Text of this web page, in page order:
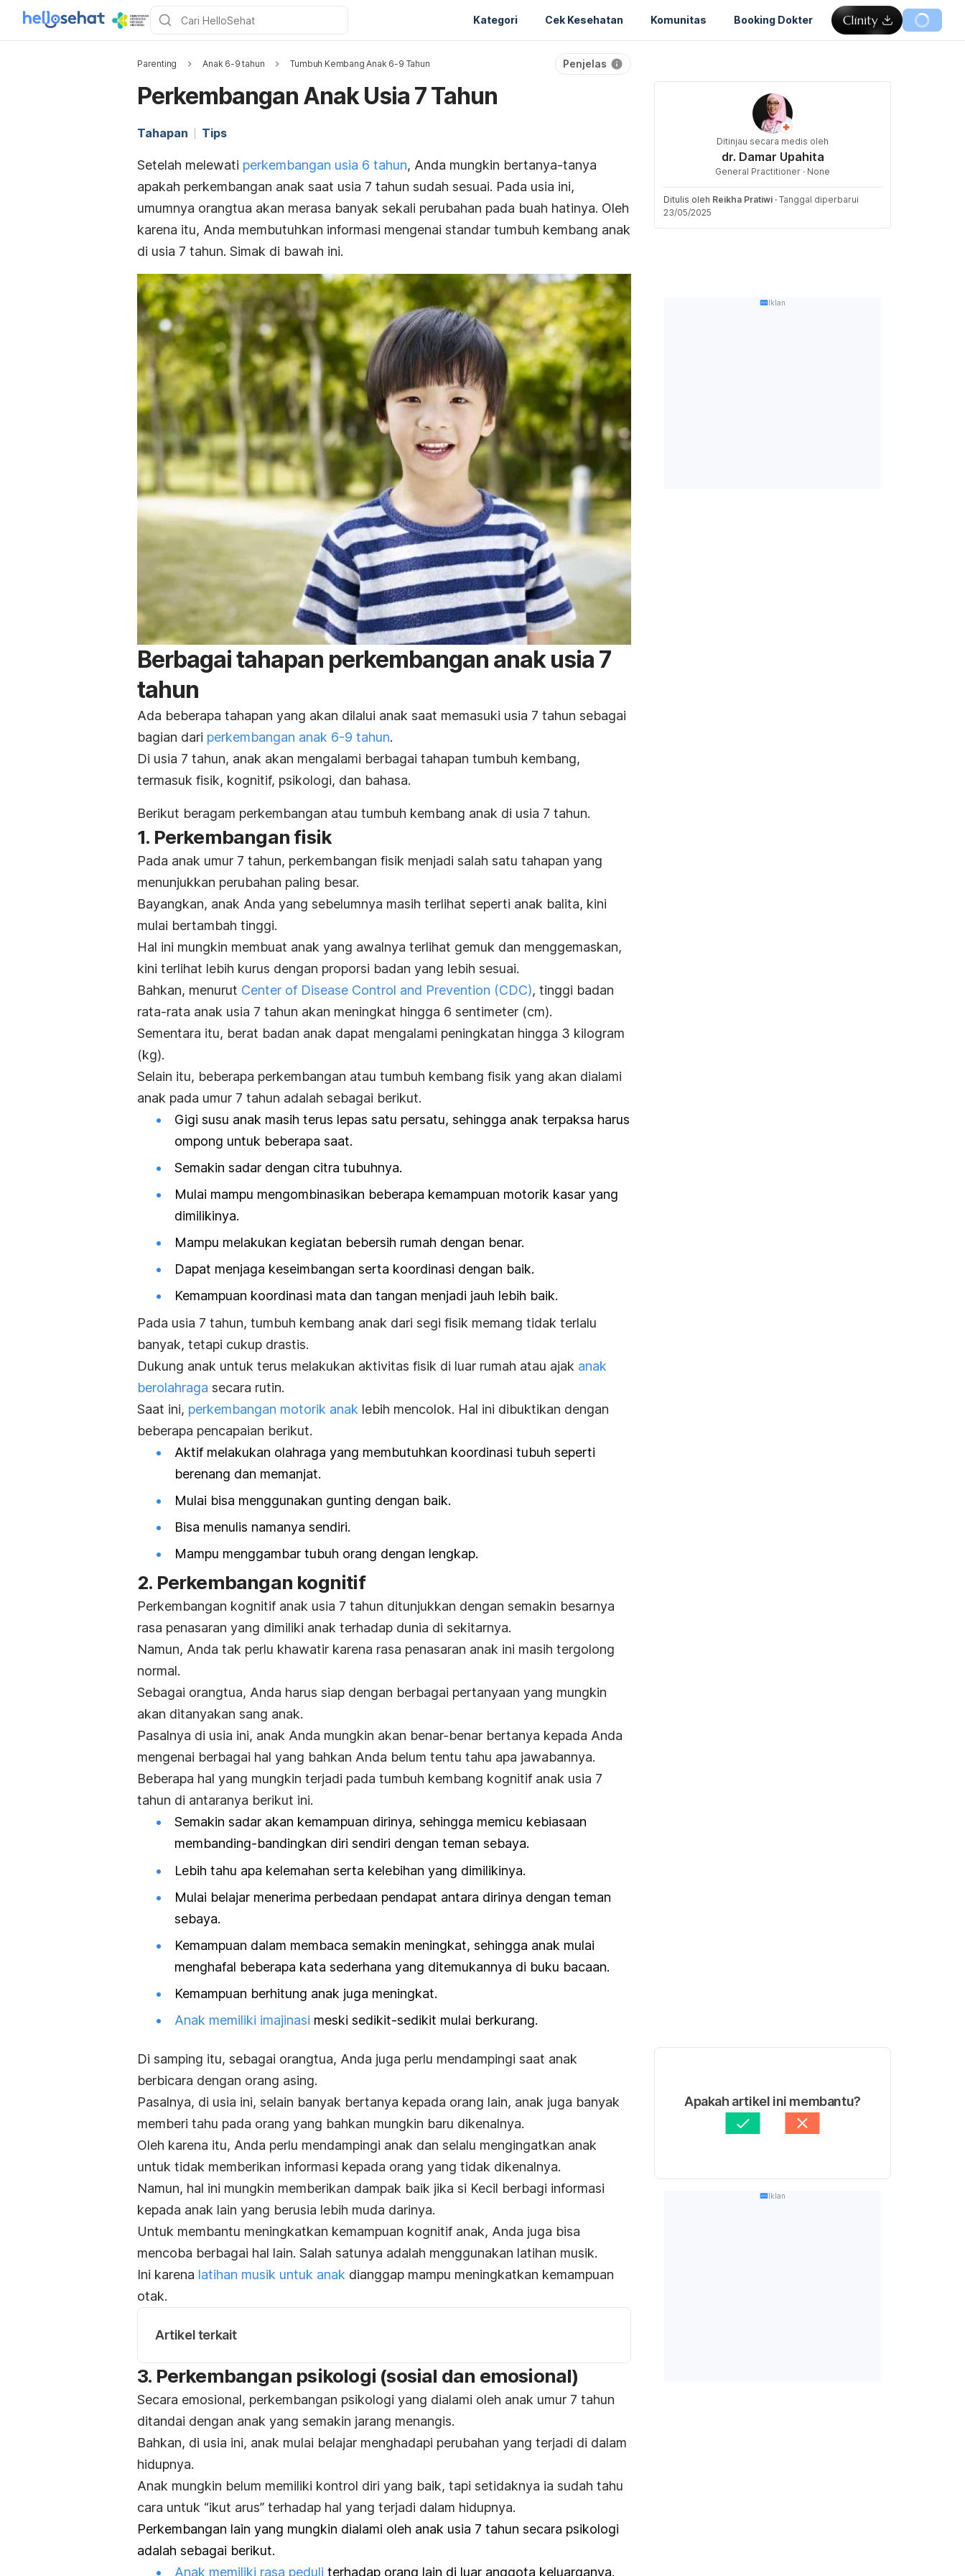
Kategori Cek Kesehatan Komunitas Booking Dokter
Parenting Anak 6-9 tahun Tumbuh Kembang Anak 6-9 Tahun Penjelas
Perkembangan Anak Usia 7 Tahun
Tahapan Tips
Setelah melewati perkembangan usia 6 tahun, Anda mungkin bertanya-tanya
apakah perkembangan anak saat usia 7 tahun sudah sesuai. Pada usia ini,
umumnya orangtua akan merasa banyak sekali perubahan pada buah hatinya. Oleh
karena itu, Anda membutuhkan informasi mengenai standar tumbuh kembang anak
di usia 7 tahun. Simak di bawah ini.
Berbagai tahapan perkembangan anak usia 7
tahun
Ada beberapa tahapan yang akan dilalui anak saat memasuki usia 7 tahun sebagai
bagian dari perkembangan anak 6-9 tahun.
Di usia 7 tahun, anak akan mengalami berbagai tahapan tumbuh kembang,
termasuk fisik, kognitif, psikologi, dan bahasa.
Berikut beragam perkembangan atau tumbuh kembang anak di usia 7 tahun.
1. Perkembangan fisik
Pada anak umur 7 tahun, perkembangan fisik menjadi salah satu tahapan yang
menunjukkan perubahan paling besar.
Bayangkan, anak Anda yang sebelumnya masih terlihat seperti anak balita, kini
mulai bertambah tinggi.
Hal ini mungkin membuat anak yang awalnya terlihat gemuk dan menggemaskan,
kini terlihat lebih kurus dengan proporsi badan yang lebih sesuai.
Bahkan, menurut Center of Disease Control and Prevention (CDC), tinggi badan
rata-rata anak usia 7 tahun akan meningkat hingga 6 sentimeter (cm).
Sementara itu, berat badan anak dapat mengalami peningkatan hingga 3 kilogram
(kg).
Selain itu, beberapa perkembangan atau tumbuh kembang fisik yang akan dialami
anak pada umur 7 tahun adalah sebagai berikut.
Gigi susu anak masih terus lepas satu persatu, sehingga anak terpaksa harus
ompong untuk beberapa saat.
Semakin sadar dengan citra tubuhnya.
Mulai mampu mengombinasikan beberapa kemampuan motorik kasar yang
dimilikinya.
Mampu melakukan kegiatan bebersih rumah dengan benar.
Dapat menjaga keseimbangan serta koordinasi dengan baik.
Kemampuan koordinasi mata dan tangan menjadi jauh lebih baik.
Pada usia 7 tahun, tumbuh kembang anak dari segi fisik memang tidak terlalu
banyak, tetapi cukup drastis.
Dukung anak untuk terus melakukan aktivitas fisik di luar rumah atau ajak anak
berolahraga secara rutin.
Saat ini, perkembangan motorik anak lebih mencolok. Hal ini dibuktikan dengan
beberapa pencapaian berikut.
Aktif melakukan olahraga yang membutuhkan koordinasi tubuh seperti
berenang dan memanjat.
Mulai bisa menggunakan gunting dengan baik.
Bisa menulis namanya sendiri.
Mampu menggambar tubuh orang dengan lengkap.
2. Perkembangan kognitif
Perkembangan kognitif anak usia 7 tahun ditunjukkan dengan semakin besarnya
rasa penasaran yang dimiliki anak terhadap dunia di sekitarnya.
Namun, Anda tak perlu khawatir karena rasa penasaran anak ini masih tergolong
normal.
Sebagai orangtua, Anda harus siap dengan berbagai pertanyaan yang mungkin
akan ditanyakan sang anak.
Pasalnya di usia ini, anak Anda mungkin akan benar-benar bertanya kepada Anda
mengenai berbagai hal yang bahkan Anda belum tentu tahu apa jawabannya.
Beberapa hal yang mungkin terjadi pada tumbuh kembang kognitif anak usia 7
tahun di antaranya berikut ini.
Semakin sadar akan kemampuan dirinya, sehingga memicu kebiasaan
membanding-bandingkan diri sendiri dengan teman sebaya.
Lebih tahu apa kelemahan serta kelebihan yang dimilikinya.
Mulai belajar menerima perbedaan pendapat antara dirinya dengan teman
sebaya.
Kemampuan dalam membaca semakin meningkat, sehingga anak mulai
menghafal beberapa kata sederhana yang ditemukannya di buku bacaan.
Kemampuan berhitung anak juga meningkat.
Anak memiliki imajinasi meski sedikit-sedikit mulai berkurang.
Di samping itu, sebagai orangtua, Anda juga perlu mendampingi saat anak
berbicara dengan orang asing.
Pasalnya, di usia ini, selain banyak bertanya kepada orang lain, anak juga banyak
memberi tahu pada orang yang bahkan mungkin baru dikenalnya.
Oleh karena itu, Anda perlu mendampingi anak dan selalu mengingatkan anak
untuk tidak memberikan informasi kepada orang yang tidak dikenalnya.
Namun, hal ini mungkin memberikan dampak baik jika si Kecil berbagi informasi
kepada anak lain yang berusia lebih muda darinya.
Untuk membantu meningkatkan kemampuan kognitif anak, Anda juga bisa
mencoba berbagai hal lain. Salah satunya adalah menggunakan latihan musik.
Ini karena latihan musik untuk anak dianggap mampu meningkatkan kemampuan
otak.
Artikel terkait
3. Perkembangan psikologi (sosial dan emosional)
Secara emosional, perkembangan psikologi yang dialami oleh anak umur 7 tahun
ditandai dengan anak yang semakin jarang menangis.
Bahkan, di usia ini, anak mulai belajar menghadapi perubahan yang terjadi di dalam
hidupnya.
Anak mungkin belum memiliki kontrol diri yang baik, tapi setidaknya ia sudah tahu
cara untuk “ikut arus” terhadap hal yang terjadi dalam hidupnya.
Perkembangan lain yang mungkin dialami oleh anak usia 7 tahun secara psikologi
adalah sebagai berikut.
Anak memiliki rasa peduli terhadap orang lain di luar anggota keluarganya.
Ditinjau secara medis oleh
dr. Damar Upahita
General Practitioner · None
Ditulis oleh Reikha Pratiwi · Tanggal diperbarui
23/05/2025
Iklan
Apakah artikel ini membantu?
Iklan